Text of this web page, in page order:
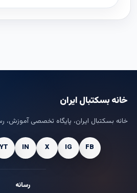
خانه بسکتبال ایران
خانه بسکتبال ایران، پایگاه تخصصی آموزش،
رسانه